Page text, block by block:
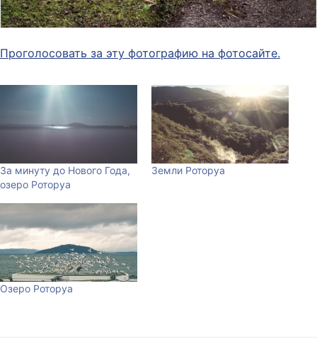
Проголосовать за эту фотографию на фотосайте.
За минуту до Нового Года,
озеро Роторуа
Земли Роторуа
Озеро Роторуа